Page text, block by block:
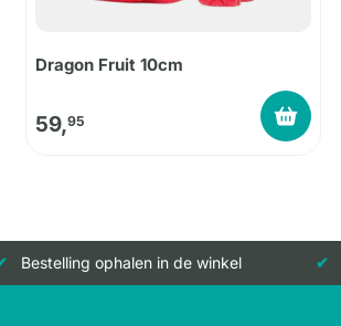
Dragon Fruit 10cm
59,95
Bestelling ophalen in de winkel